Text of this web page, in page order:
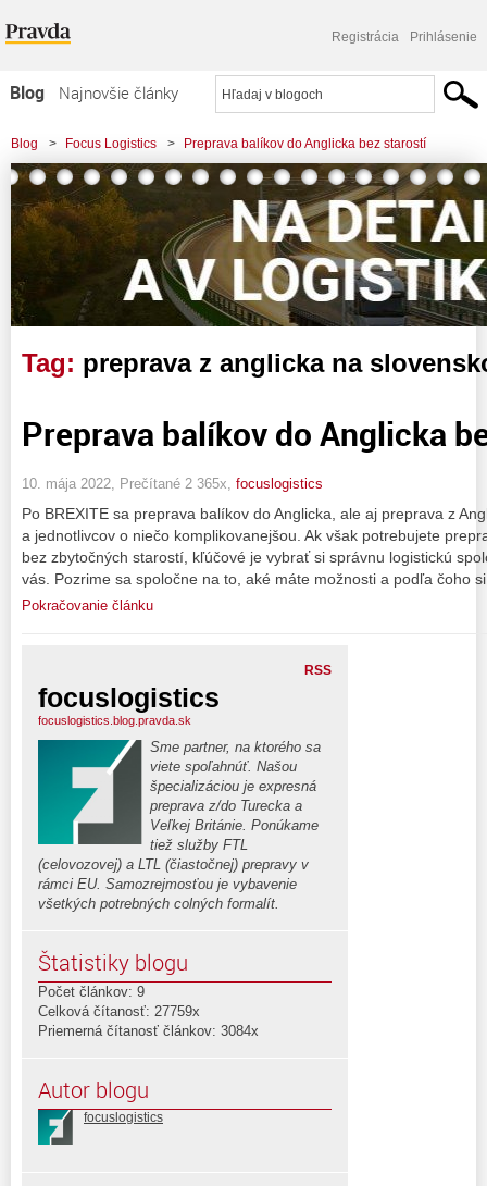
Registrácia Prihlásenie
Blog
Najnovšie články
Najčítanejšie články
Najkomentovanejšie články
Zoznam blogov
Komerčné blogy
Blog > Focus Logistics > Preprava balíkov do Anglicka bez starostí
Tag: preprava z anglicka na
Preprava balíkov do Anglicka
10. mája 2022, Prečítané 2 365x, focuslogistics
Po BREXITE sa preprava balíkov do Anglicka, ale aj preprava z
a jednotlivcov o niečo komplikovanejšou. Ak však potrebujete
bez zbytočných starostí, kľúčové je vybrať si správnu logistickú
vás. Pozrime sa spoločne na to, aké máte možnosti a podľa čoho
Pokračovanie článku
RSS
focuslogistics
focuslogistics.blog.pravda.sk
Sme partner, na ktorého sa
viete spoľahnúť. Našou
špecializáciou je expresná
preprava z/do Turecka a
Veľkej Británie. Ponúkame
tiež služby FTL
(celovozovej) a LTL (čiastočnej) prepravy v
rámci EU. Samozrejmosťou je vybavenie
všetkých potrebných colných formalít.
Štatistiky blogu
Počet článkov: 9
Celková čítanosť: 27759x
Priemerná čítanosť článkov: 3084x
Autor blogu
focuslogistics